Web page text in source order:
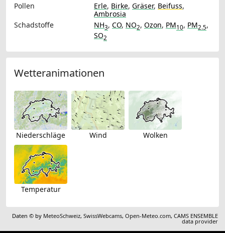
Pollen
Erle, Birke, Gräser, Beifuss,
Ambrosia
Schadstoffe
NH3, CO, NO2, Ozon, PM10, PM2.5,
SO2
Wetteranimationen
Niederschläge Wind Wolken
Temperatur
Daten © by MeteoSchweiz,SwissWebcams,Open-Meteo.com,CAMS ENSEMBLE
data provider